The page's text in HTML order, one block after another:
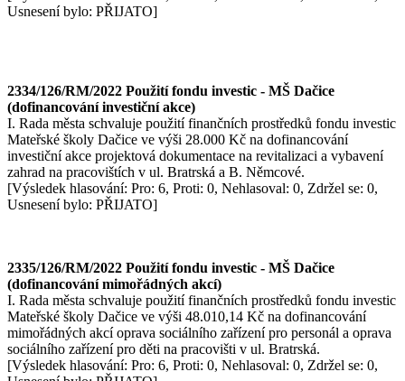
Usnesení bylo: PŘIJATO]
2334/126/RM/2022 Použití fondu investic - MŠ Dačice
(dofinancování investiční akce)
I. Rada města schvaluje použití finančních prostředků fondu investic
Mateřské školy Dačice ve výši 28.000 Kč na dofinancování
investiční akce projektová dokumentace na revitalizaci a vybavení
zahrad na pracovištích v ul. Bratrská a B. Němcové.
[Výsledek hlasování: Pro: 6, Proti: 0, Nehlasoval: 0, Zdržel se: 0,
Usnesení bylo: PŘIJATO]
2335/126/RM/2022 Použití fondu investic - MŠ Dačice
(dofinancování mimořádných akcí)
I. Rada města schvaluje použití finančních prostředků fondu investic
Mateřské školy Dačice ve výši 48.010,14 Kč na dofinancování
mimořádných akcí oprava sociálního zařízení pro personál a oprava
sociálního zařízení pro děti na pracovišti v ul. Bratrská.
[Výsledek hlasování: Pro: 6, Proti: 0, Nehlasoval: 0, Zdržel se: 0,